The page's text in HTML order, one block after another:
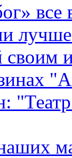
все
своим